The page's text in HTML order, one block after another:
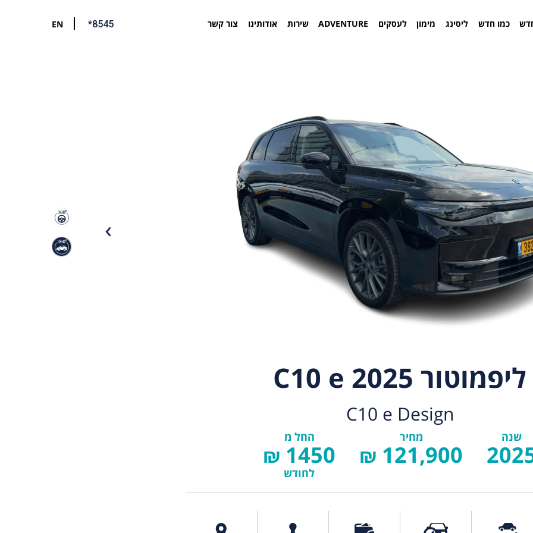
כמו חדש ליסינג מימון לעסקים ADVENTURE שירות אודותינו צור קשר *8545
EN
ליפמוטור C10 e 2025
C10 e Design
שנה מחיר
121,900
₪
החל מ
1450
₪
לחודש